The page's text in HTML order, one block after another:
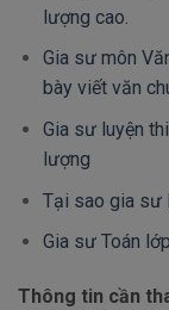
lượng cao.
Gia sư môn
bày viết văn
Gia sư luyện
lượng
Tại sao gia sư
Gia sư Toán
Thông tin cần